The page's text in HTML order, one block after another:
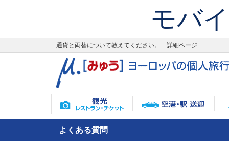
モバ
通貨と両替について教えてください。 詳細ページ
よくある質問